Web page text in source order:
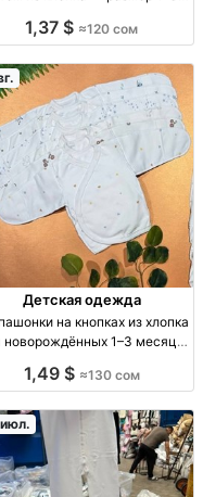
6 шт.; опт 120 сом/шт., розн.
1,37 $ ≈120 сом
Детская одежда
на кнопках из хлопка
новорождённых 1–3 месяца
1–3 мес., уп. 6 шт., опт от
1,49 $ ≈130 сом